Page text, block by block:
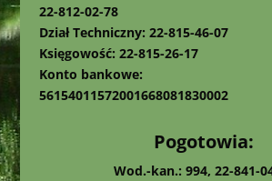
22-812-02-78
Dział Techniczny: 22-815-46-07
Księgowość: 22-815-26-17
Konto bankowe:
56154011572001668081830002
Pogotowia:
Wod.-kan.: 994, 22-841-